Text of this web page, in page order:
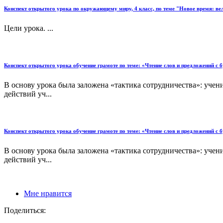
Конспект открытого урока по окружающему миру, 4 класс, по теме "Новое время:
Цели урока. ...
Конспект открытого урока обучение грамоте по теме: «Чтение слов и предложений
В основу урока была заложена «тактика сотрудничества»:
действий уч...
Конспект открытого урока обучение грамоте по теме: «Чтение слов и предложений
В основу урока была заложена «тактика сотрудничества»:
действий уч...
Мне нравится
Поделиться: